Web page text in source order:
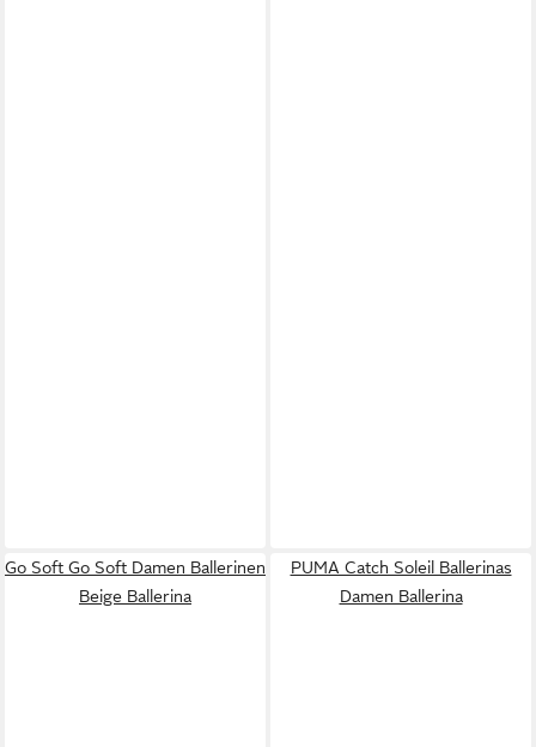
Go Soft Go Soft Damen Ballerinen
Beige Ballerina
PUMA Catch Soleil Ballerinas
Damen Ballerina